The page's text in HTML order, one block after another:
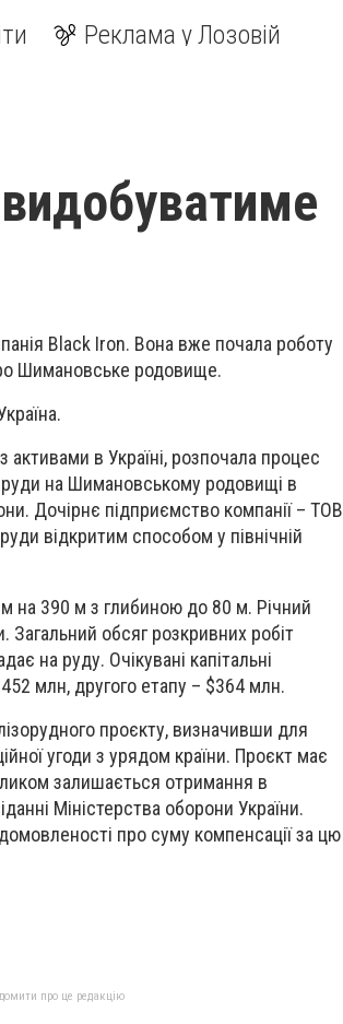
Реклама у Лозовій
Black Iron. Вона вже почала роботу
Шимановське родовище.
в Україні, розпочала процес
руди на Шимановському родовищі в
Дочірнє підприємство компанії – ТОВ
відкритим способом у північній
на 390 м з глибиною до 80 м. Річний
Загальний обсяг розкривних робіт
на руду. Очікувані капітальні
млн, другого етапу – $364 млн.
проєкту, визначивши для
угоди з урядом країни. Проєкт має
залишається отримання в
Міністерства оборони України.
про суму компенсації за цю
про це редакцію